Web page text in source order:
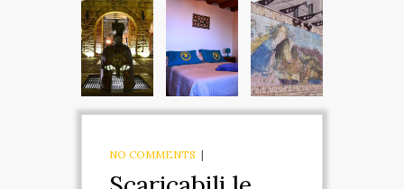
APPARTAMENTO
APPARTAMENTO
NO COMMENTS |